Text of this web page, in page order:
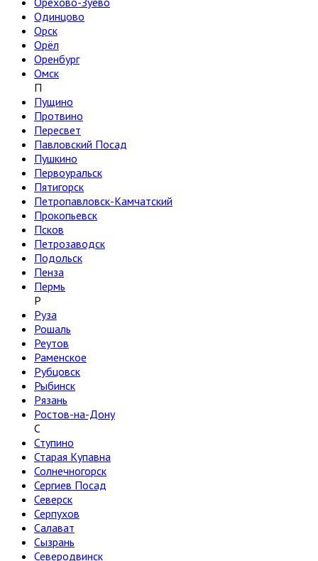
Одинцово
Орск
Орёл
Оренбург
Омск
П
Пущино
Протвино
Пересвет
Павловский Посад
Пушкино
Первоуральск
Пятигорск
Петропавловск-Камчатский
Прокопьевск
Псков
Петрозаводск
Подольск
Пенза
Пермь
Р
Руза
Рошаль
Реутов
Раменское
Рубцовск
Рыбинск
Рязань
Ростов-на-Дону
С
Ступино
Старая Купавна
Солнечногорск
Сергиев Посад
Северск
Серпухов
Салават
Сызрань
Северодвинск